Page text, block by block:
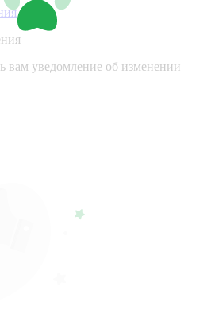
уведомление об изменении